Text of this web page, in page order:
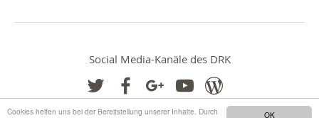
OK
Cookies helfen uns bei der Bereitstellung unserer Inhalte. Durch
Social Media-Kanäle des DRK